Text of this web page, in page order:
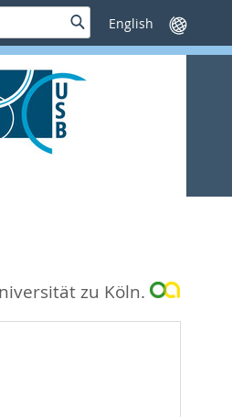
SucheSprache
wechseln
zu Köln.